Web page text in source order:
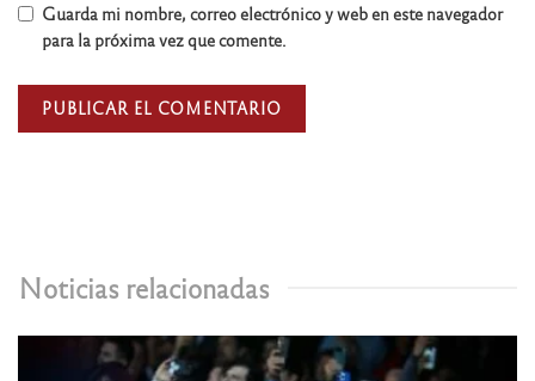
Noticias relacionadas
Guarda mi nombre, correo electrónico y web en este navegador
para la próxima vez que comente.